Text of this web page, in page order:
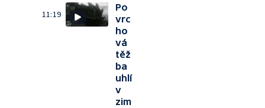
11:19
Po
vrc
ho
vá
těž
ba
uhlí
v
zim